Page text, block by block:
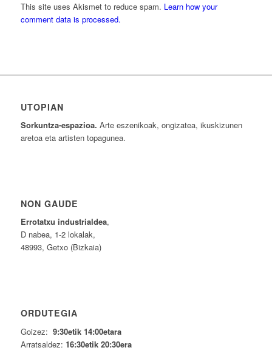
This site uses Akismet to reduce spam. Learn how your
comment data is processed.
UTOPIAN
Sorkuntza-espazioa. Arte eszenikoak, ongizatea, ikuskizunen
aretoa eta artisten topagunea.
NON GAUDE
Errotatxu industrialdea,
D nabea, 1-2 lokalak,
48993, Getxo (Bizkaia)
ORDUTEGIA
Goizez: 9:30etik 14:00etara
Arratsaldez: 16:30etik 20:30era